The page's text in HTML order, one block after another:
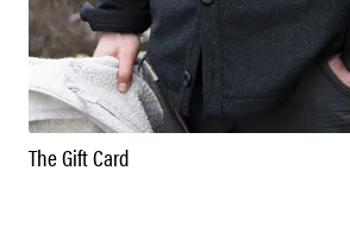
The Gift Card